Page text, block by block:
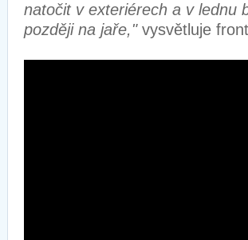
natočit v exteriérech a v lednu
později na jaře,"vysvětluje